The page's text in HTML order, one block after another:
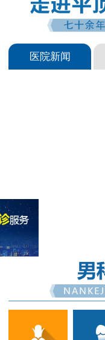
医院新闻